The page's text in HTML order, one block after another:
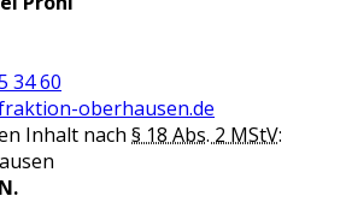
34 60
oberhausen.de
Inhalt nach § 18 Abs. 2 MStV: